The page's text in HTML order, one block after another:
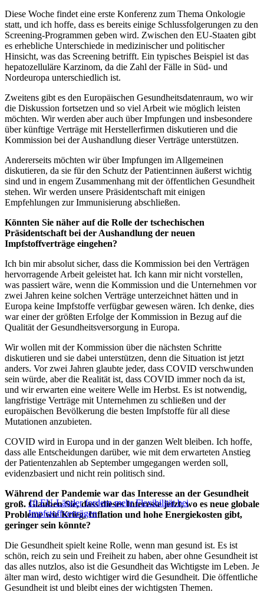
Diese Woche findet eine erste Konferenz zum Thema Onkologie
statt, und ich hoffe, dass es bereits einige Schlussfolgerungen zu den
Screening-Programmen geben wird. Zwischen den EU-Staaten gibt
es erhebliche Unterschiede in medizinischer und politischer
Hinsicht, was das Screening betrifft. Ein typisches Beispiel ist das
hepatozelluläre Karzinom, da die Zahl der Fälle in Süd- und
Nordeuropa unterschiedlich ist.
Zweitens gibt es den Europäischen Gesundheitsdatenraum, wo wir
die Diskussion fortsetzen und so viel Arbeit wie möglich leisten
möchten. Wir werden aber auch über Impfungen und insbesondere
über künftige Verträge mit Herstellerfirmen diskutieren und die
Kommission bei der Aushandlung dieser Verträge unterstützen.
Andererseits möchten wir über Impfungen im Allgemeinen
diskutieren, da sie für den Schutz der Patient:innen äußerst wichtig
sind und in engem Zusammenhang mit der öffentlichen Gesundheit
stehen. Wir werden unsere Präsidentschaft mit einigen
Empfehlungen zur Immunisierung abschließen.
Könnten Sie näher auf die Rolle der tschechischen
Präsidentschaft bei der Aushandlung der neuen
Impfstoffverträge eingehen?
Ich bin mir absolut sicher, dass die Kommission bei den Verträgen
hervorragende Arbeit geleistet hat. Ich kann mir nicht vorstellen,
was passiert wäre, wenn die Kommission und die Unternehmen vor
zwei Jahren keine solchen Verträge unterzeichnet hätten und in
Europa keine Impfstoffe verfügbar gewesen wären. Ich denke, dies
war einer der größten Erfolge der Kommission in Bezug auf die
Qualität der Gesundheitsversorgung in Europa.
Wir wollen mit der Kommission über die nächsten Schritte
diskutieren und sie dabei unterstützen, denn die Situation ist jetzt
anders. Vor zwei Jahren glaubte jeder, dass COVID verschwunden
sein würde, aber die Realität ist, dass COVID immer noch da ist,
und wir erwarten eine weitere Welle im Herbst. Es ist notwendig,
langfristige Verträge mit Unternehmen zu schließen und der
europäischen Bevölkerung die besten Impfstoffe für all diese
Mutationen anzubieten.
COVID wird in Europa und in der ganzen Welt bleiben. Ich hoffe,
dass alle Entscheidungen darüber, wie mit dem erwarteten Anstieg
der Patientenzahlen ab September umgegangen werden soll,
evidenzbasiert und nicht rein politisch sind.
10 EU-Länder fordern mehr Flexibilität bei
Impfstoffverträgen
Während der Pandemie war das Interesse an der Gesundheit
groß. Glauben Sie, dass dieses Interesse jetzt, wo es neue globale
Probleme wie Krieg, Inflation und hohe Energiekosten gibt,
geringer sein könnte?
Die Gesundheit spielt keine Rolle, wenn man gesund ist. Es ist
schön, reich zu sein und Freiheit zu haben, aber ohne Gesundheit ist
das alles nutzlos, also ist die Gesundheit das Wichtigste im Leben. Je
älter man wird, desto wichtiger wird die Gesundheit. Die öffentliche
Gesundheit ist und bleibt eines der wichtigsten Themen.